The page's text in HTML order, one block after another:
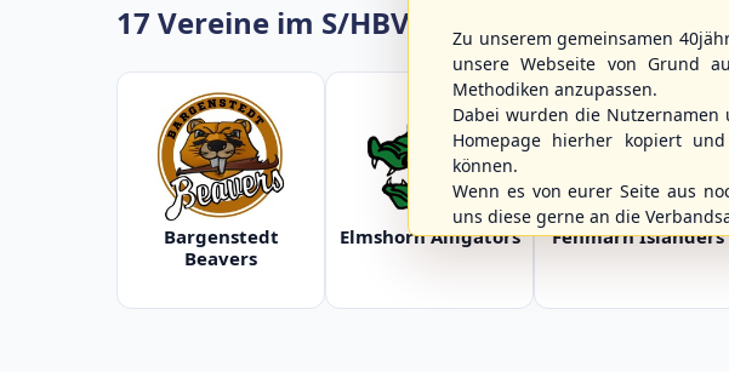
17 Vereine im S/HBV
Bargenstedt
Beavers
Elmshorn Alligators Fehmarn Islanders
Zu unserem gemeinsamen
unsere Webseite von Grund
Methodiken anzupassen.
Dabei wurden die
Homepage hierher kopiert
können.
Wenn es von eurer Seite aus
uns diese gerne an die